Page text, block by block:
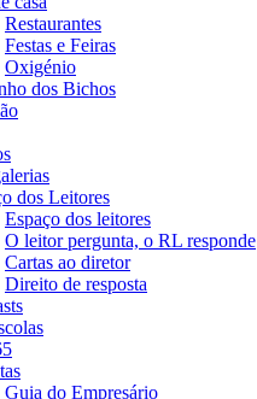
Restaurantes
Festas e Feiras
Oxigénio
dos Bichos
dos Leitores
Espaço dos leitores
O leitor pergunta, o RL responde
Cartas ao diretor
Direito de resposta
Guia do Empresário